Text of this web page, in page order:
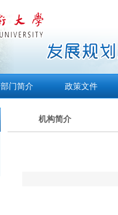
部门简介 政策文件
机构简介